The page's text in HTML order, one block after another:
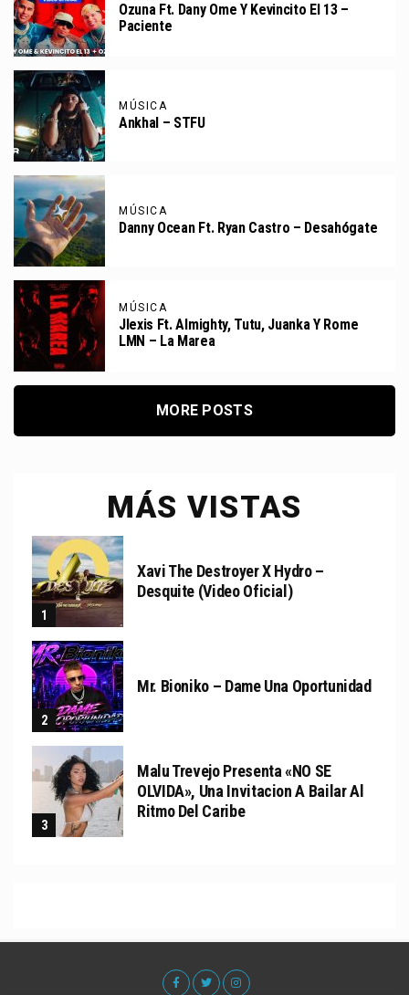
Ozuna Ft. Dany Ome Y Kevincito El 13 –
Paciente
MÚSICA
Ankhal – STFU
MÚSICA
Danny Ocean Ft. Ryan Castro – Desahógate
MÚSICA
Jlexis Ft. Almighty, Tutu, Juanka Y Rome
LMN – La Marea
MORE POSTS
MÁS VISTAS
Xavi The Destroyer X Hydro –
Desquite (Video Oficial)
Mr. Bioniko – Dame Una Oportunidad
Malu Trevejo Presenta «NO SE
OLVIDA», Una Invitacion A Bailar Al
Ritmo Del Caribe